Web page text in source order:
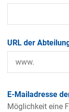
URL der
E-Mailadresse
Möglichkeit eine